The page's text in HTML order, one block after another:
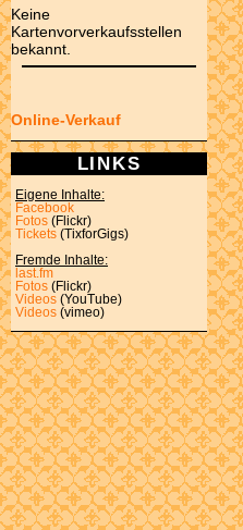
Keine
Kartenvorverkaufsstellen
bekannt.
Online-Verkauf
LINKS
Eigene Inhalte:
Facebook
Fotos (Flickr)
Tickets (TixforGigs)
Fremde Inhalte:
last.fm
Fotos (Flickr)
Videos (YouTube)
Videos (vimeo)